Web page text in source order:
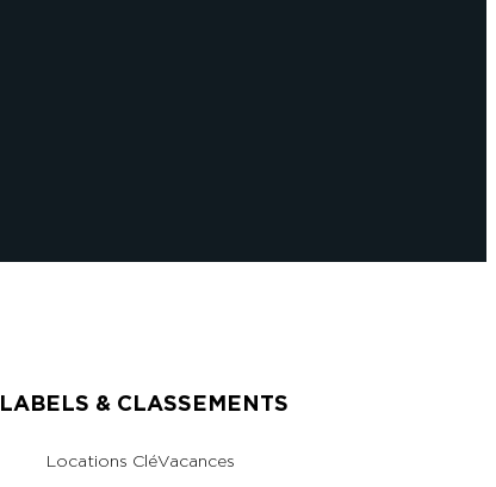
LABELS & CLASSEMENTS
Locations CléVacances